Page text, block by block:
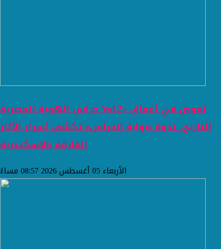
حراس الهوية المصرية Vol.2» تغوص في أعماق
التاريخ.. ندوة «بوابة الحراس» تكشف أسرار الآثار
الغارقة بالإسكندرية
الأربعاء 05 أغسطس 2026 08:57 مساءً